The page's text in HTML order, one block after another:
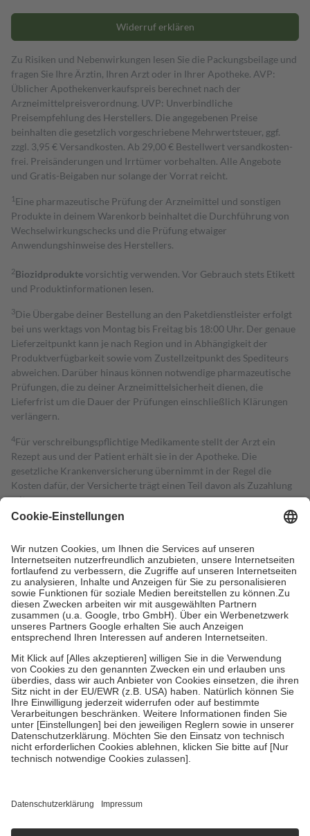
Widerruf erklären
Zu Risiken und Nebenwirkungen lesen Sie die Packungsbeilage und
fragen Sie Ihre Ärztin, Ihren Arzt oder in Ihrer Apotheke. AVP:
Üblicher Apothekenverkaufspreis berechnet nach der
Arzneimittelpreisverordnung. UVP: Unverbindliche
Preisempfehlung des Herstellers. Die angegebenen Preise
beinhalten die gesetzlich vorgeschriebene Mehrwertsteuer, ggf.
zzgl. 3,95 € Versandkosten. Ab 29,00 € Bestell­wert versand­kosten­
frei. Preisänderungen und Irrtümer vorbehalten. Alle Angebote
und Gratis-Beigaben nur solange der Vorrat reicht.
1 Eine pharmazeutische Prüfung der Arzneimittel und sonstigen
Produkte in deinem Warenkorb beinhaltet die Durchführung von
Wechselwirkungschecks und die Prüfung etwaiger
Anwendungshinweise des Herstellers.
2Biozidproduktevorsichtig verwenden. Vor Gebrauch stets Etikett
und Produktinformationen lesen.
3Die Übergabe deiner Bestellung an den Paketdienstleister erfolgt
bei uns werktags von Montag bis Freitag bis 18:00 Uhr. Der genaue
Lieferzeitpunkt kann je nach Region und in Abhängigkeit der
Produktverfügbarkeit sowie vom Zustellzeitpunkt des Spediteurs
abweichen. Darüber hinaus können notwendige pharmazeutische
Prüfungen, die zu deiner Arzneimittelsicherheit dienen, die
Lieferfrist um die Dauer der Prüfungen einschließlich Klärungen
verlängern.
4Für verschreibungspflichtige Medikamente stellt der Arzt ein
Rezept aus und der Patient erhält sie in der Apotheke. Die
gesetzliche Krankenversicherung übernimmt in der Regel die
Kosten dafür, der Versicherte trägt einen Teil davon als Zuzahlung
mit.
Grundsätzlich leisten Mitglieder Zuzahlungen in Höhe von zehn
höchstens zehn Euro.
Es sind jedoch nie mehr als die tatsächlichen
Kosten der Leistung zu entrichten.
Diese Regeln gelten grundsätzlich auch für Online-Apotheken.
Bei Heilmitteln und häuslicher Krankenpflege beträgt die
Zuzahlung zehn Prozent der Kosten sowie zehn Euro je
Verordnung.
Um das Engagement der Versicherten für ihre eigene Gesundheit zu
stärken und die besondere Stellung der Familie zu unterstützen,
fallenkeine Zuzahlungenan bei:
• Kindern und Jugendlichen bis zum vollendeten 18. Lebensjahr
mit Ausnahme der Fahrkosten
• Untersuchungen zur Vorsorge und Früherkennung, die von der
GKV getragen werden
• empfohlenen Schutzimpfungen
• Harn- und Blutteststreifen
getroffen, um sicherzustellen, dass es sich um echte Bewertungen
https://help.etrusted.com/hc/de/articles/4419944605341